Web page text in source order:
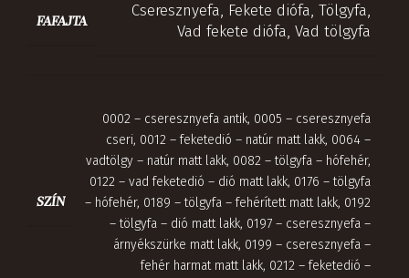
FAFAJTA
Cseresznyefa, Fekete diófa, Tölgyfa,
Vad fekete diófa, Vad tölgyfa
SZÍN
0002 – cseresznyefa antik, 0005 – cseresznyefa
cseri, 0012 – feketedió – natúr matt lakk, 0064 –
vadtölgy – natúr matt lakk, 0082 – tölgyfa – hófehér,
0122 – vad feketedió – dió matt lakk, 0176 – tölgyfa
– hófehér, 0189 – tölgyfa – fehérített matt lakk, 0192
– tölgyfa – dió matt lakk, 0197 – cseresznyefa –
árnyékszürke matt lakk, 0199 – cseresznyefa –
fehér harmat matt lakk, 0212 – feketedió –